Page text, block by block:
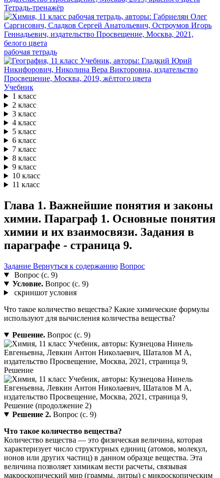
Тетрадь-тренажёр
рабочая тетрадь
Учебник
1 класс
2 класс
3 класс
4 класс
5 класс
6 класс
7 класс
8 класс
9 класс
10 класс
11 класс
Глава 1. Важнейшие понятия и законы
химии. Параграф 1. Основные понятия
химии и их взаимосвязи. Задания в
параграфе - страница 9.
Задание Вернуться к содержанию Вопрос
Вопрос (с. 9)
Условие.Вопрос (с. 9)
скриншот условия
Что такое количество вещества? Какие химические формулы
используют для вычисления количества вещества?
Решение.Вопрос (с. 9)
Решение 2.Вопрос (с. 9)
Что такое количество вещества?
Количество вещества — это физическая величина, которая
характеризует число структурных единиц (атомов, молекул,
ионов или других частиц) в данном образце вещества. Эта
величина позволяет химикам вести расчеты, связывая
макроскопический мир (граммы, литры) с микроскопическим